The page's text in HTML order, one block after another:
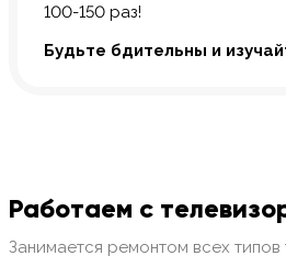
100-150 раз!
Будьте бдительны и
Работаем с
Занимается ремонтом всех типов